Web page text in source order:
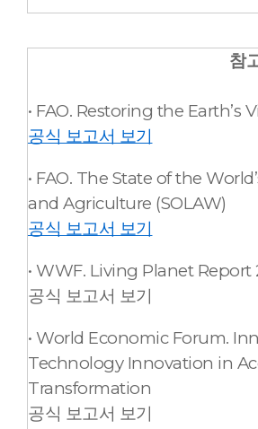
참
• FAO. Restoring the
공식 보고서 보기
• FAO. The State of the
and Agriculture (SOLAW)
공식 보고서 보기
• WWF. Living Planet
공식 보고서 보기
• World Economic Forum.
Technology Innovation in
Transformation
공식 보고서 보기